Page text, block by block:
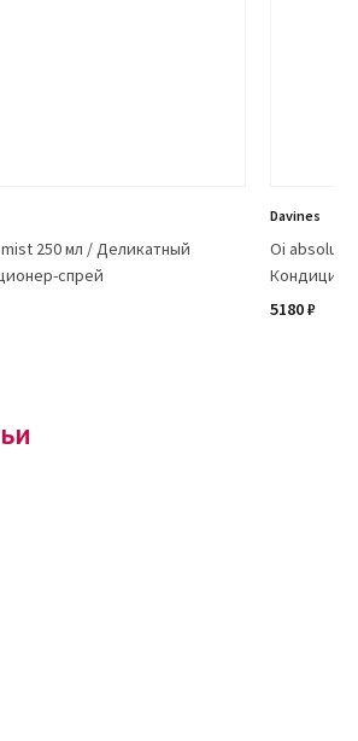
250 мл / Деликатный
спрей
Davines
Oi
5180 ₽